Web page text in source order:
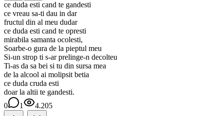
ce duda esti cand te gandesti
ce vreau sa-ti dau in dar
fructul din al meu dudar
ce duda esti cand te opresti
mirabila samanta ocolesti,
Soarbe-o gura de la pieptul meu
Si-un strop ti s-ar prelinge-n decolteu
Ti-as da sa bei si tu din sursa mea
de la alcool ai molipsit betia
ce duda cruda esti
doar la altii te gandesti.
0
1
4.205